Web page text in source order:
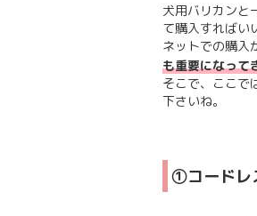
犬用バリカンと
て購入すればい
ネットでの購入
も重要になって
そこで、ここで
下さいね。
①コードレ